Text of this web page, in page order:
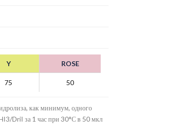
Y ROSE
75 50
как минимум, одного
DriI за 1 час при 30°С в 50 мкл